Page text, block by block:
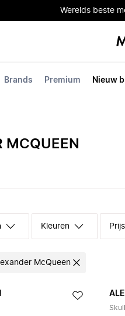
Werelds beste
Brands Premium Nieuw
MCQUEEN
Kleuren Prijs
McQueen